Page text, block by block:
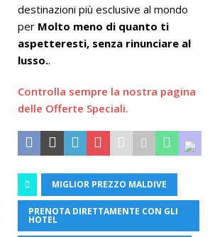
destinazioni più esclusive al mondo
per Molto meno di quanto ti
aspetteresti, senza rinunciare al
lusso..
Controlla sempre la nostra pagina
delle Offerte Speciali.
MIGLIOR PREZZO MALDIVE
PRENOTA DIRETTAMENTE CON GLI
HOTEL